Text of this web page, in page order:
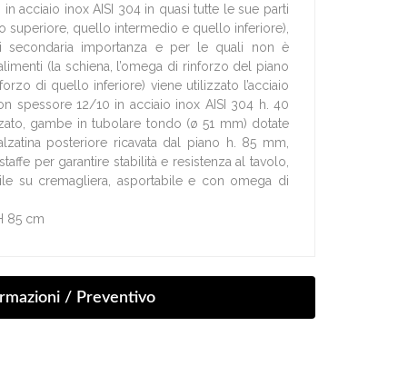
acciaio inox AISI 304 in quasi tutte le sue parti
superiore, quello intermedio e quello inferiore),
secondaria importanza e per le quali non è
(la schiena, l’omega di rinforzo del piano
di quello inferiore) viene utilizzato l’acciaio
spessore 12/10 in acciaio inox AISI 304 h. 40
gambe in tubolare tondo (ø 51 mm) dotate
posteriore ricavata dal piano h. 85 mm,
per garantire stabilità e resistenza al tavolo,
su cremagliera, asportabile e con omega di
85 cm